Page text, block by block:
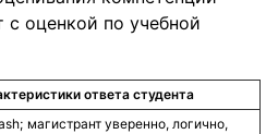
с оценкой по учебной
ответа студента
магистрант уверенно, логично,